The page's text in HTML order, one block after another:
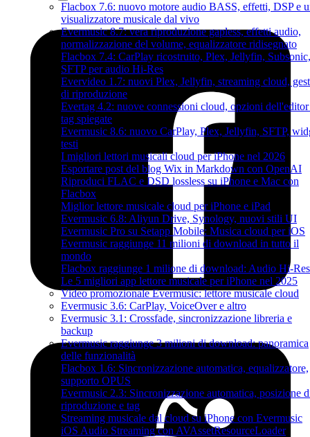
Flacbox 7.6: nuovo motore audio BASS, effetti, DSP e
visualizzatore musicale dal vivo
Evermusic 8.7: vera riproduzione gapless, effetti audio,
normalizzazione del volume, equalizzatore ridisegnato
Flacbox 7.4: CarPlay ricostruito, Plex, Jellyfin, Subsonic,
SFTP per audio Hi-Res
Evervideo 1.7: nuovi Plex, Jellyfin, streaming cloud,
di riproduzione
Evertag 4.2: nuove connessioni cloud, opzioni
tag spiegate
Evermusic 8.6: nuovo CarPlay, Plex, Jellyfin, SFTP,
testi
I migliori lettori musicali cloud per iPhone nel 2026
Esportare post del blog Wix in Markdown con OpenAI
Riproduci FLAC e DSD lossless su iPhone e Mac con
Flacbox
Miglior lettore musicale cloud per iPhone e iPad
Evermusic 6.8: Aliyun Drive, Synology, nuovi stili UI
Evermusic Pro su Setapp Mobile: Musica cloud per iOS
Evermusic raggiunge 11 milioni di download in tutto il
mondo
Flacbox raggiunge 1 milione di download: Audio Hi-Res
Le 5 migliori app lettore musicale per iPhone nel 2025
Video promozionale Evermusic: lettore musicale cloud
Evermusic 3.6: CarPlay, VoiceOver e altro
Evermusic 3.1: Crossfade, sincronizzazione libreria e
backup
Evermusic raggiunge 3 milioni di download: panoramica
delle funzionalità
Flacbox 1.6: Sincronizzazione automatica, equalizzatore,
supporto OPUS
Evermusic 2.3: Sincronizzazione automatica, posizione
riproduzione e tag
Streaming musicale dal cloud su iPhone con Evermusic
iOS Audio Streaming con AVAssetResourceLoader